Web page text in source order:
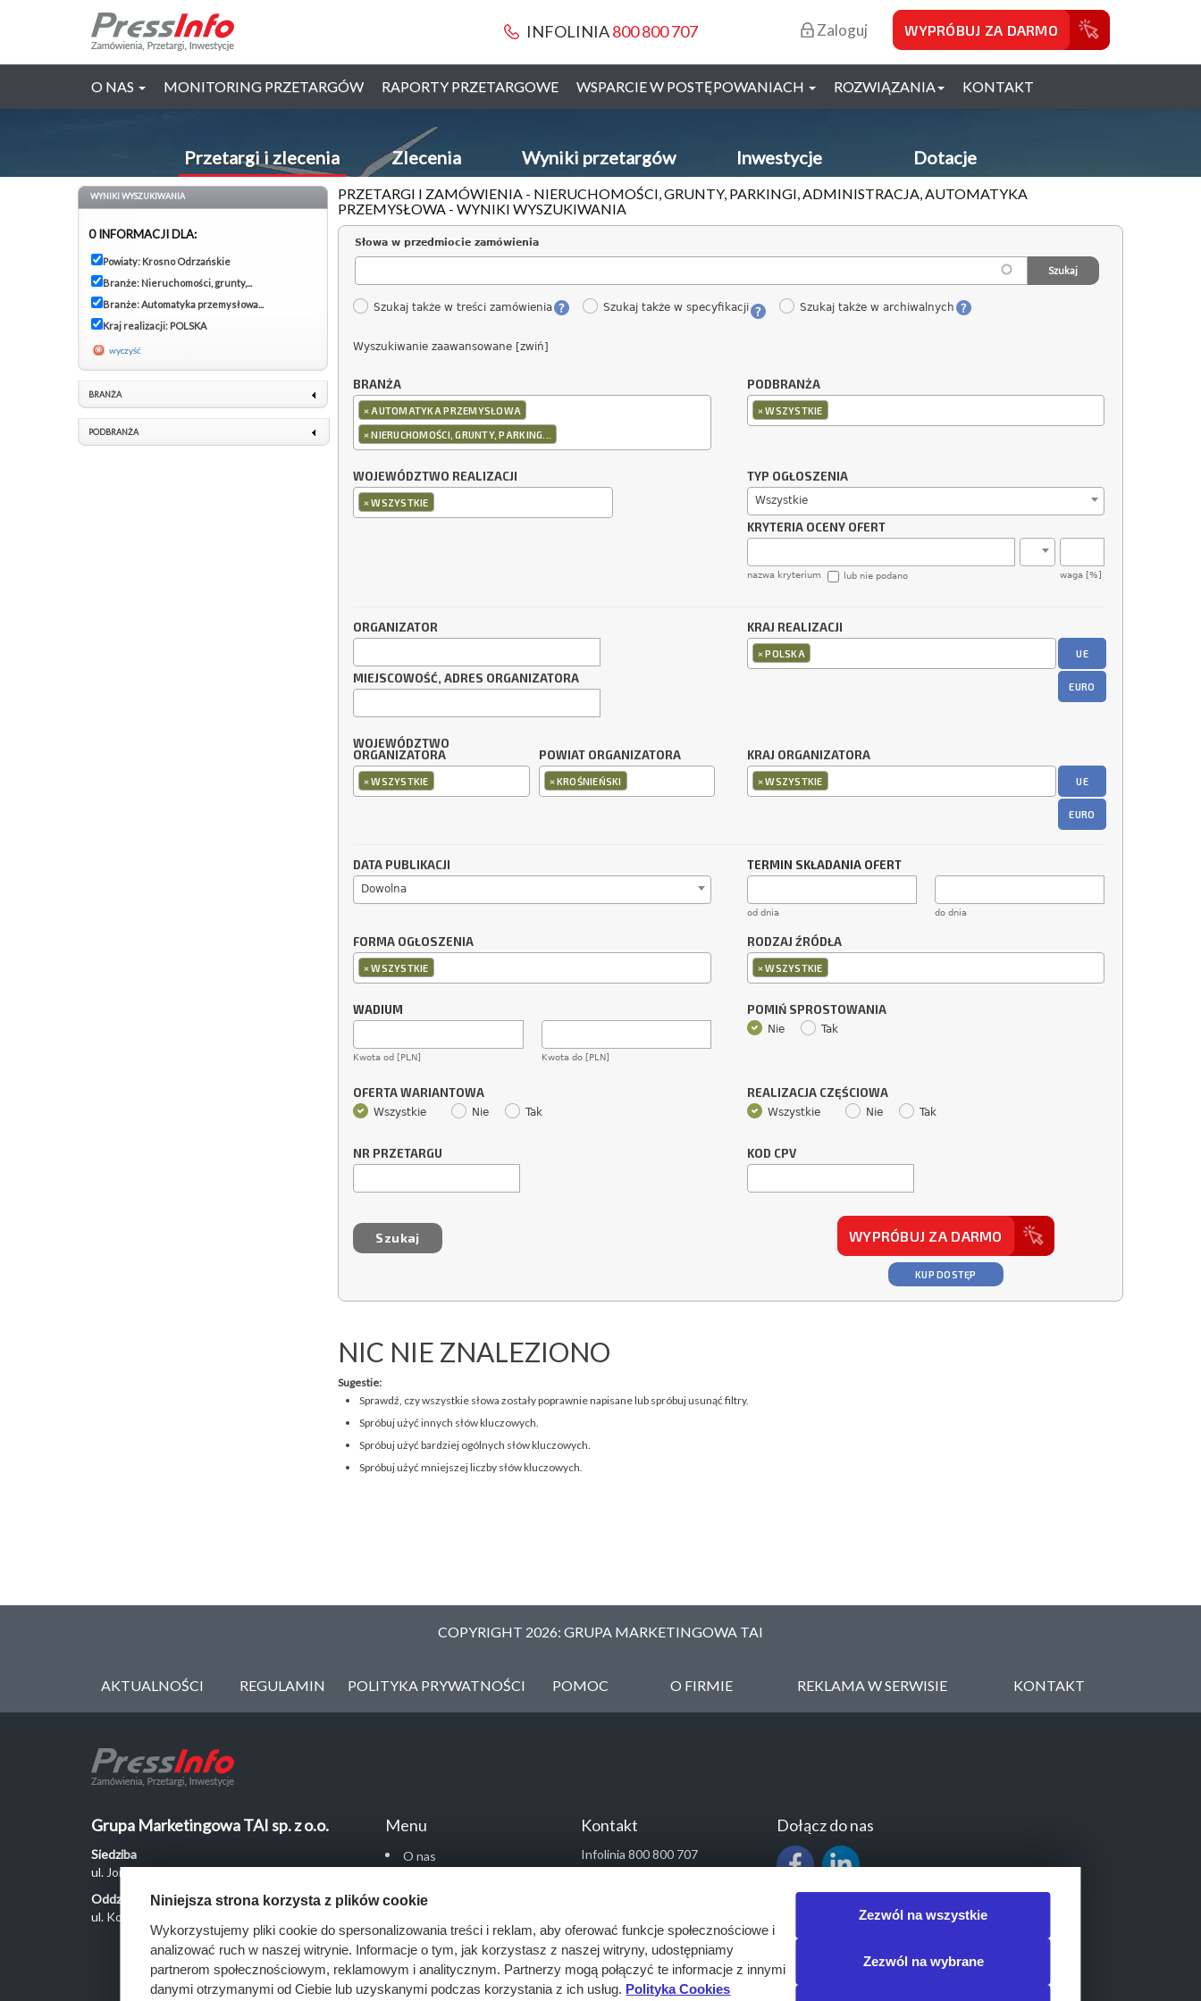
INFOLINIA800 800 707 Zaloguj WYPRÓBUJ ZA DARMO
O NAS MONITORING PRZETARGÓW RAPORTY PRZETARGOWE WSPARCIE W POSTĘPOWANIACH ROZWIĄZANIA KONTAKT
Przetargi i zlecenia Zlecenia Wyniki przetargów Inwestycje Dotacje
PRZETARGI I ZAMÓWIENIA - NIERUCHOMOŚCI, GRUNTY, PARKINGI, ADMINISTRACJA, AUTOMATYKA
PRZEMYSŁOWA - WYNIKI WYSZUKIWANIA
Słowa w przedmiocie zamówienia
Szukaj także w treści zamówienia Szukaj także w specyfikacji Szukaj także w archiwalnych
Wyszukiwanie zaawansowane [zwiń]
BRANŻA
× AUTOMATYKA PRZEMYSŁOWA
×NIERUCHOMOŚCI, GRUNTY, PARKING...
PODBRANŻA
×WSZYSTKIE
WOJEWÓDZTWO REALIZACJI
×WSZYSTKIE
TYP OGŁOSZENIA
Wszystkie
KRYTERIA OCENY OFERT
nazwa kryterium waga [%]
lub nie podano
ORGANIZATOR
MIEJSCOWOŚĆ, ADRES ORGANIZATORA
KRAJ REALIZACJI
×POLSKA UE
EURO
WOJEWÓDZTWO
ORGANIZATORA
×WSZYSTKIE
POWIAT ORGANIZATORA
×KROŚNIEŃSKI
KRAJ ORGANIZATORA
×WSZYSTKIE UE
EURO
DATA PUBLIKACJI
Dowolna
TERMIN SKŁADANIA OFERT
od dnia do dnia
FORMA OGŁOSZENIA
×WSZYSTKIE
RODZAJ ŹRÓDŁA
×WSZYSTKIE
WADIUM
Kwota od [PLN] Kwota do [PLN]
POMIŃ SPROSTOWANIA
Nie Tak
OFERTA WARIANTOWA
Wszystkie Nie Tak
REALIZACJA CZĘŚCIOWA
Wszystkie Nie Tak
NR PRZETARGU KOD CPV
WYPRÓBUJ ZA DARMO
KUP DOSTĘP
NIC NIE ZNALEZIONO
Sugestie:
Sprawdź, czy wszystkie słowa zostały poprawnie napisane lub spróbuj usunąć filtry.
Spróbuj użyć innych słów kluczowych.
Spróbuj użyć bardziej ogólnych słów kluczowych.
Spróbuj użyć mniejszej liczby słów kluczowych.
WYNIKI WYSZUKIWANIA
0 INFORMACJI DLA:
Powiaty: Krosno Odrzańskie
Branże: Nieruchomości, grunty,...
Branże: Automatyka przemysłowa...
Kraj realizacji: POLSKA
wyczyść
BRANŻA
PODBRANŻA
COPYRIGHT 2026: GRUPA MARKETINGOWA TAI
AKTUALNOŚCI REGULAMIN POLITYKA PRYWATNOŚCI POMOC O FIRMIE REKLAMA W SERWISIE KONTAKT
Grupa Marketingowa TAI sp. z o.o.
Siedziba
ul. Jordanowska 12, 04-204 Warszawa
Oddział Poznań
ul. Kochanowskiego 18/6, 60-846 Poznań
Menu
O nas
Monitoring przetargów
Raporty przetargowe
Ustawienia cookies
Kontakt
Kontakt
Infolinia 800 800 707
kontakt@pressinfo.pl
Dołącz do nas
Niniejsza strona korzysta z plików cookie
Wykorzystujemy pliki cookie do spersonalizowania treści i reklam, aby oferować funkcje społecznościowe i
analizować ruch w naszej witrynie. Informacje o tym, jak korzystasz z naszej witryny, udostępniamy
partnerom społecznościowym, reklamowym i analitycznym. Partnerzy mogą połączyć te informacje z innymi
danymi otrzymanymi od Ciebie lub uzyskanymi podczas korzystania z ich usług. Polityka Cookies
Zezwól na wszystkie
Zezwól na wybrane